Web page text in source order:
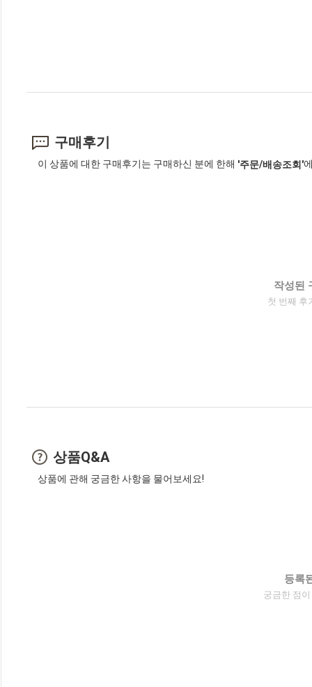
구매후기
이 상품에 대한 구매후기는 구매하신 분에 한해 '주문/배송조회'
작성된
첫 번째 후
상품Q&A
상품에 관해 궁금한 사항을 물어보세요!
등록
궁금한 점